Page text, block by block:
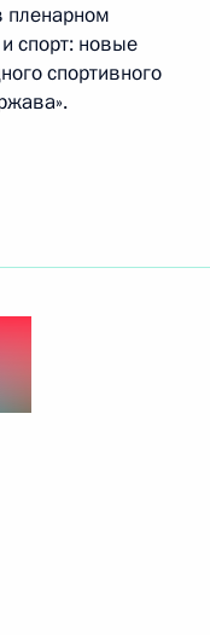
пленарном
спорт: новые
спортивного